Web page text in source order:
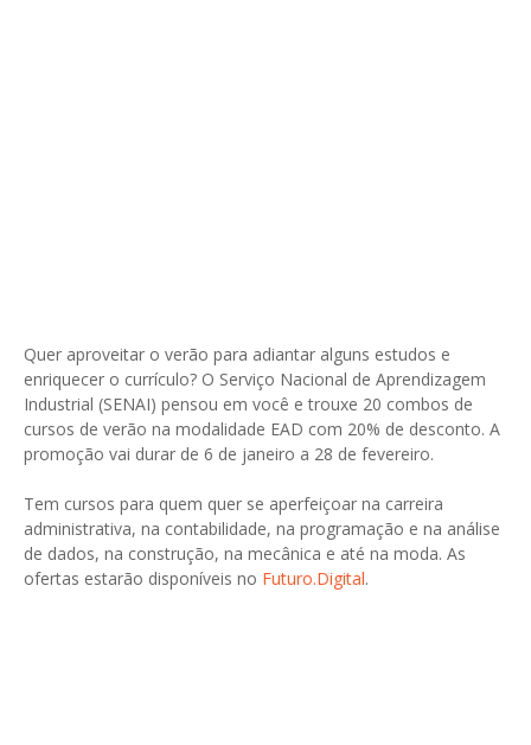
Quer aproveitar o verão para adiantar alguns estudos e
enriquecer o currículo? O Serviço Nacional de Aprendizagem
Industrial (SENAI) pensou em você e trouxe 20 combos de
cursos de verão na modalidade EAD com 20% de desconto. A
promoção vai durar de 6 de janeiro a 28 de fevereiro.
Tem cursos para quem quer se aperfeiçoar na carreira
administrativa, na contabilidade, na programação e na análise
de dados, na construção, na mecânica e até na moda. As
ofertas estarão disponíveis no Futuro.Digital.